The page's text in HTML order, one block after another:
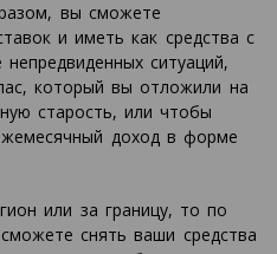
вы сможете
и иметь как средства с
ситуаций,
который вы отложили на
старость, или чтобы
доход в форме
или за границу, то по
снять ваши средства